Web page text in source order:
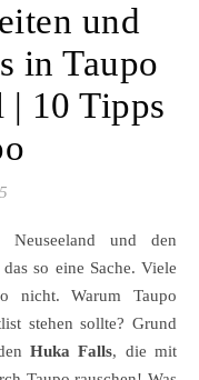
und
in Taupo
| 10 Tipps
so eine Sache. Viele
nicht. Warum Taupo
stehen sollte? Grund
Huka Falls, die mit